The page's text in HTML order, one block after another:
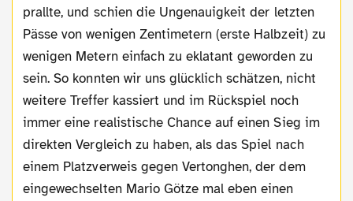
prallte, und schien die Ungenauigkeit der letzten
Pässe von wenigen Zentimetern (erste Halbzeit) zu
wenigen Metern einfach zu eklatant geworden zu
sein. So konnten wir uns glücklich schätzen, nicht
weitere Treffer kassiert und im Rückspiel noch
immer eine realistische Chance auf einen Sieg im
direkten Vergleich zu haben, als das Spiel nach
einem Platzverweis gegen Vertonghen, der dem
eingewechselten Mario Götze mal eben einen